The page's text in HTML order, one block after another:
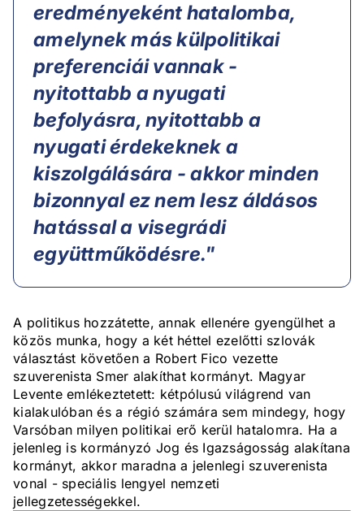
eredményeként hatalomba,
amelynek más külpolitikai
preferenciái vannak -
nyitottabb a nyugati
befolyásra, nyitottabb a
nyugati érdekeknek a
kiszolgálására - akkor minden
bizonnyal ez nem lesz áldásos
hatással a visegrádi
együttműködésre."
A politikus hozzátette, annak ellenére gyengülhet a
közös munka, hogy a két héttel ezelőtti szlovák
választást követően a Robert Fico vezette
szuverenista Smer alakíthat kormányt. Magyar
Levente emlékeztetett: kétpólusú világrend van
kialakulóban és a régió számára sem mindegy, hogy
Varsóban milyen politikai erő kerül hatalomra. Ha a
jelenleg is kormányzó Jog és Igazságosság alakítana
kormányt, akkor maradna a jelenlegi szuverenista
vonal - speciális lengyel nemzeti
jellegzetességekkel.